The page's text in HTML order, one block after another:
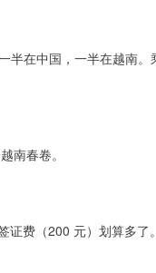
在中国，一半在越南
南春卷。​
费（200 元）划算多了。​